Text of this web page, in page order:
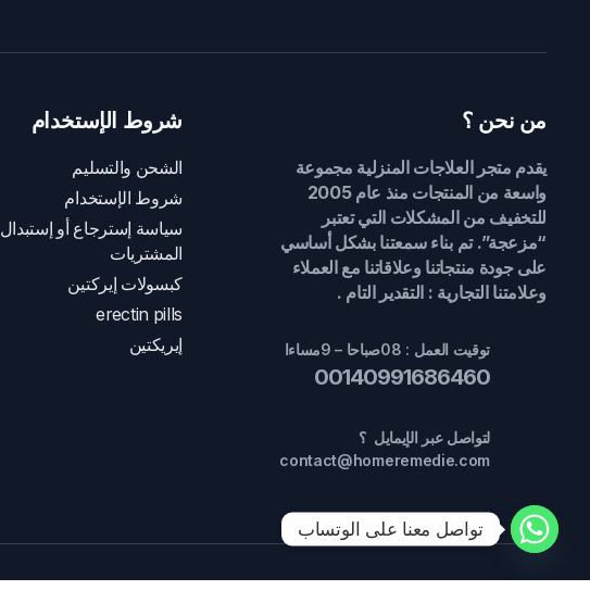
من نحن ؟
يقدم متجر العلاجات المنزلية مجموعة
واسعة من المنتجات منذ عام 2005
للتخفيف من المشكلات التي تعتبر
“مزعجة”. تم بناء سمعتنا بشكل أساسي
على جودة منتجاتنا وعلاقاتنا مع العملاء
وعلامتنا التجارية : التقدير التام .
توقيت العمل : 08صباحا – 9مساءا
00140991686460
لتواصل عبر الإيمايل ؟
contact@homeremedie.com
شروط الإستخدام
الشحن والتسليم
شروط الإستخدام
سياسة إسترجاع أو إستبدال
المشتريات
كبسولات إيركتين
erectin pills
إيريكتين
تواصل معنا على الوتساب